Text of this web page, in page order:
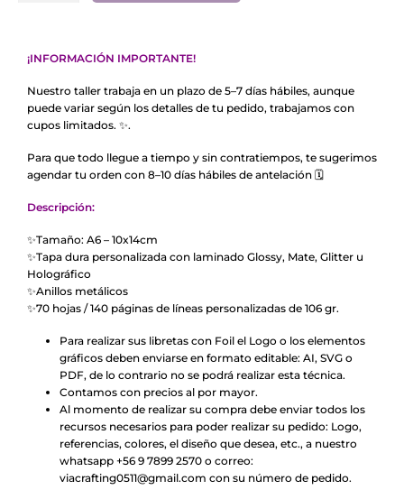
¡INFORMACIÓN IMPORTANTE!
Nuestro taller trabaja en un plazo de 5–7 días hábiles, aunque
puede variar según los detalles de tu pedido, trabajamos con
cupos limitados. ✨.
Para que todo llegue a tiempo y sin contratiempos, te sugerimos
agendar tu orden con 8–10 días hábiles de antelación 🗓️
Descripción:
✨Tamaño: A6 – 10x14cm
✨Tapa dura personalizada con laminado Glossy, Mate, Glitter u
Holográfico
✨Anillos metálicos
✨70 hojas / 140 páginas de líneas personalizadas de 106 gr.
Para realizar sus libretas con Foil el Logo o los elementos
gráficos deben enviarse en formato editable: AI, SVG o
PDF, de lo contrario no se podrá realizar esta técnica.
Contamos con precios al por mayor.
Al momento de realizar su compra debe enviar todos los
recursos necesarios para poder realizar su pedido: Logo,
referencias, colores, el diseño que desea, etc., a nuestro
whatsapp +56 9 7899 2570 o correo:
viacrafting0511@gmail.com con su número de pedido.